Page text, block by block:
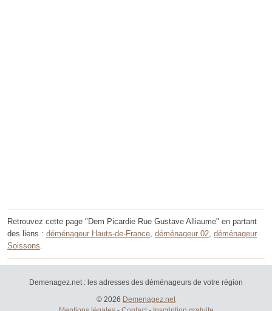
Retrouvez cette page "Dem Picardie Rue Gustave Alliaume" en partant
des liens : déménageur Hauts-de-France, déménageur 02, déménageur
Soissons.
Demenagez.net : les adresses des déménageurs de votre région
© 2026 Demenagez.net